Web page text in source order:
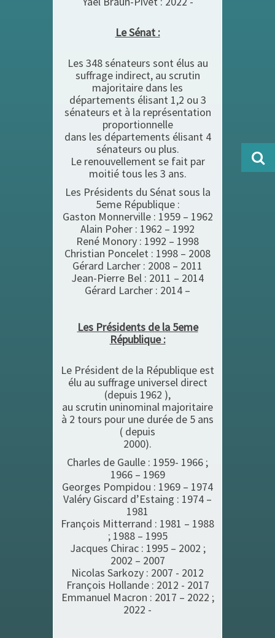
Le Sénat :
Les 348 sénateurs sont élus au
suffrage indirect, au scrutin
majoritaire dans les
départements élisant 1,2 ou 3
sénateurs et à la représentation
proportionnelle
dans les départements élisant 4
sénateurs ou plus.
Le renouvellement se fait par
moitié tous les 3 ans.
Les Présidents du Sénat sous la
5eme République :
Gaston Monnerville : 1959 – 1962
Alain Poher : 1962 – 1992
René Monory : 1992 – 1998
Christian Poncelet : 1998 – 2008
Gérard Larcher : 2008 – 2011
Jean-Pierre Bel : 2011 – 2014
Gérard Larcher : 2014 –
Les Présidents de la 5eme
République :
Le Président de la République est
élu au suffrage universel direct
(depuis 1962 ),
au scrutin uninominal majoritaire
à 2 tours pour une durée de 5 ans
( depuis
2000).
Charles de Gaulle : 1959- 1966 ;
1966 – 1969
Georges Pompidou : 1969 – 1974
Valéry Giscard d’Estaing : 1974 –
1981
François Mitterrand : 1981 – 1988
; 1988 – 1995
Jacques Chirac : 1995 – 2002 ;
2002 – 2007
Nicolas Sarkozy : 2007 - 2012
François Hollande : 2012 - 2017
Emmanuel Macron : 2017 – 2022 ;
2022 -